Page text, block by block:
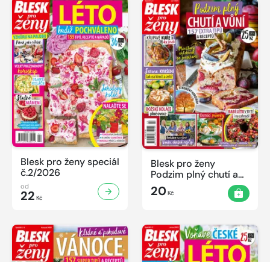
Blesk pro ženy speciál
č.2/2026
od
22 Kč
Blesk pro ženy
Podzim plný chutí a
vůní
20Kč